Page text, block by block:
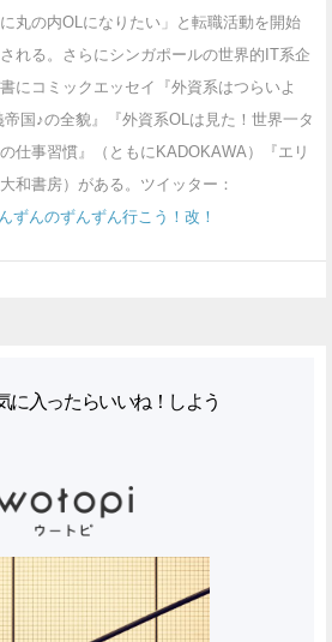
丸の内OLになりたい」と転職活動を開始
れる。さらにシンガポールの世界的IT系企
にコミックエッセイ『外資系はつらいよ
国♪の全貌』『外資系OLは見た！世界一タ
仕事習慣』（ともにKADOKAWA）『エリ
和書房）がある。ツイッター：
ずんのずんずん行こう！改！
に入ったらいいね！しよう